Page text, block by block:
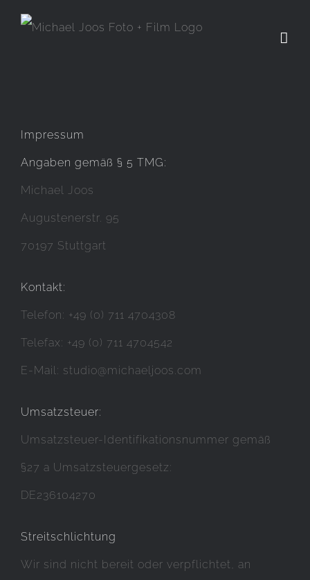
Zum
Impressum
Angaben gemäß § 5 TMG:
Michael Joos
Augustenerstr. 95
70197 Stuttgart
Kontakt:
Telefon: +49 (0) 711 4704308
Telefax: +49 (0) 711 4704542
E-Mail: studio@michaeljoos.com
Umsatzsteuer:
Umsatzsteuer-Identifikationsnummer gemäß
§27 a Umsatzsteuergesetz:
DE236104270
Streitschlichtung
Wir sind nicht bereit oder verpflichtet, an